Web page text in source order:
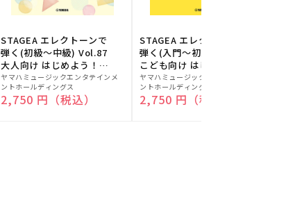
STAGEA エレクトーンで
弾く(初級～中級) Vol.87
大人向け はじめよう！
ELB-02(楽器のトリセツ
付)
販
売
元:
ヤマハミュージックエンタテインメ
ントホールディングス
通常価格
2,750 円（税込）
STAGEA エレクトーンで
弾く(入門～初級) Vol.86
こども向け はじめよう！
ELB-02(楽器のトリセツ
付)
販
売
元:
ヤマハミュージックエンタテインメ
ントホールディングス
通常価格
2,750 円（税込）